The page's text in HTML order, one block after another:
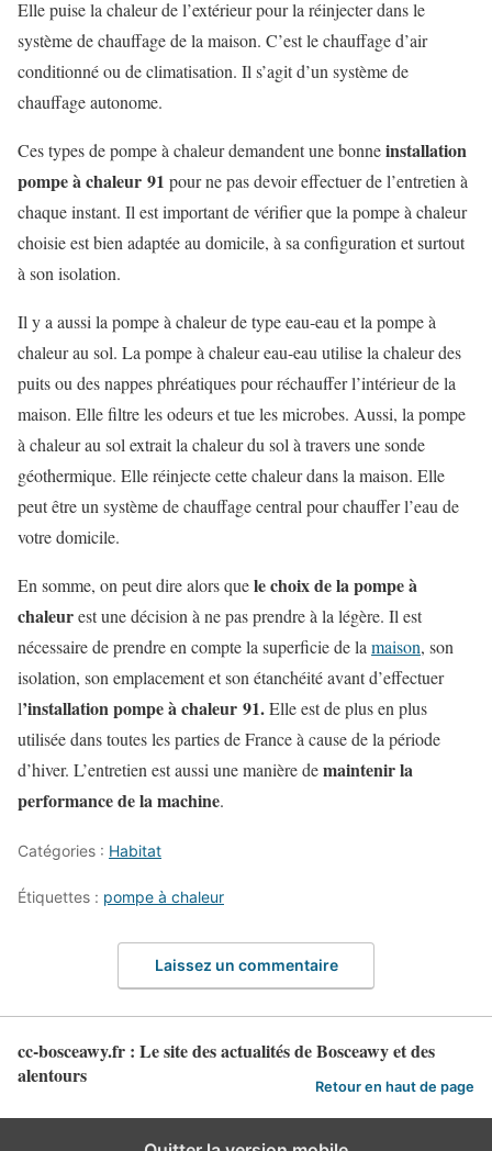
Elle puise la chaleur de l’extérieur pour la réinjecter dans le
système de chauffage de la maison. C’est le chauffage d’air
conditionné ou de climatisation. Il s’agit d’un système de
chauffage autonome.
Ces types de pompe à chaleur demandent une bonneinstallation
pompe à chaleur 91 pour ne pas devoir effectuer de l’entretien à
chaque instant. Il est important de vérifier que la pompe à chaleur
choisie est bien adaptée au domicile, à sa configuration et surtout
à son isolation.
Il y a aussi la pompe à chaleur de type eau-eau et la pompe à
chaleur au sol. La pompe à chaleur eau-eau utilise la chaleur des
puits ou des nappes phréatiques pour réchauffer l’intérieur de la
maison. Elle filtre les odeurs et tue les microbes. Aussi, la pompe
à chaleur au sol extrait la chaleur du sol à travers une sonde
géothermique. Elle réinjecte cette chaleur dans la maison. Elle
peut être un système de chauffage central pour chauffer l’eau de
votre domicile.
En somme, on peut dire alors quele choix de la pompe à
chaleurest une décision à ne pas prendre à la légère. Il est
nécessaire de prendre en compte la superficie de la maison, son
isolation, son emplacement et son étanchéité avant d’effectuer
l’installation pompe à chaleur 91.Elle est de plus en plus
utilisée dans toutes les parties de France à cause de la période
d’hiver. L’entretien est aussi une manière demaintenir la
performance de la machine.
Catégories : Habitat
Étiquettes : pompe à chaleur
Laissez un commentaire
cc-bosceawy.fr : Le site des actualités de Bosceawy et des
alentours
Retour en haut de page